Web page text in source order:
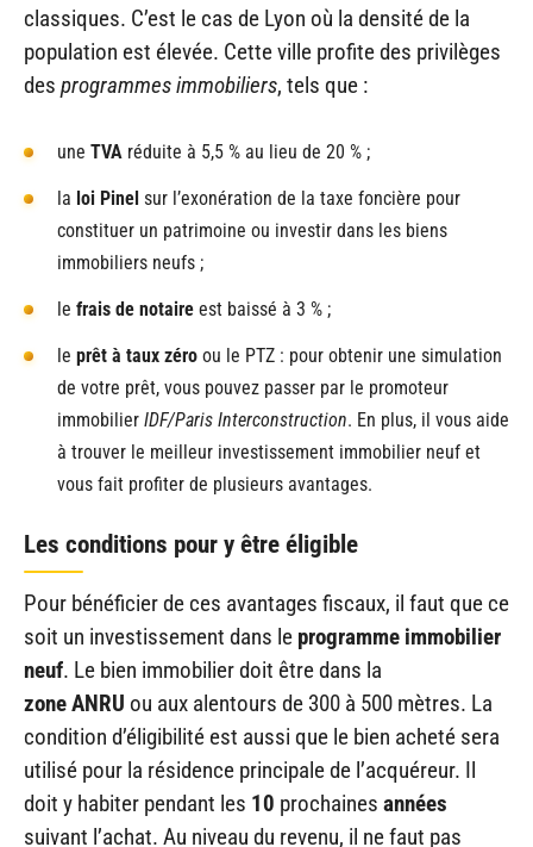
classiques. C’est le cas de Lyon où la densité de la
population est élevée. Cette ville profite des privilèges
des programmes immobiliers, tels que :
une TVA réduite à 5,5 % au lieu de 20 % ;
la loi Pinel sur l’exonération de la taxe foncière pour
constituer un patrimoine ou investir dans les biens
immobiliers neufs ;
le frais de notaire est baissé à 3 % ;
le prêt à taux zéro ou le PTZ : pour obtenir une simulation
de votre prêt, vous pouvez passer par le promoteur
immobilier IDF/Paris Interconstruction. En plus, il vous aide
à trouver le meilleur investissement immobilier neuf et
vous fait profiter de plusieurs avantages.
Les conditions pour y être éligible
Pour bénéficier de ces avantages fiscaux, il faut que ce
soit un investissement dans le programme immobilier
neuf. Le bien immobilier doit être dans la
zone ANRU ou aux alentours de 300 à 500 mètres. La
condition d’éligibilité est aussi que le bien acheté sera
utilisé pour la résidence principale de l’acquéreur. Il
doit y habiter pendant les 10 prochaines années
suivant l’achat. Au niveau du revenu, il ne faut pas